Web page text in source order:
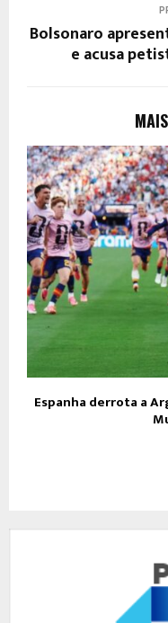
Bolsonaro
e acusa
Espanha derrota a